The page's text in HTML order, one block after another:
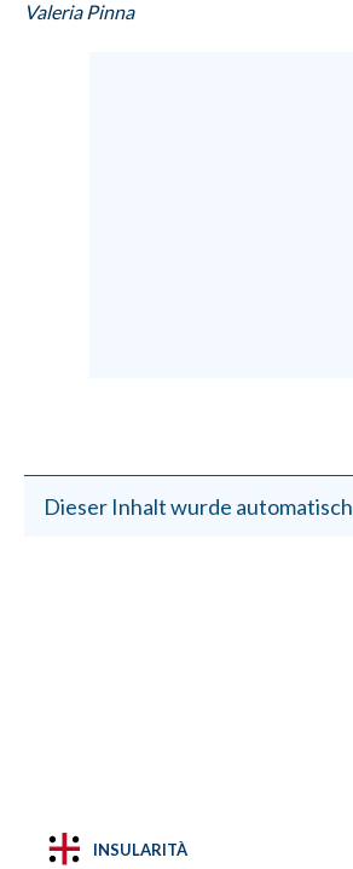
Valeria Pinna
Dieser Inhalt wurde
INSULARITÀ